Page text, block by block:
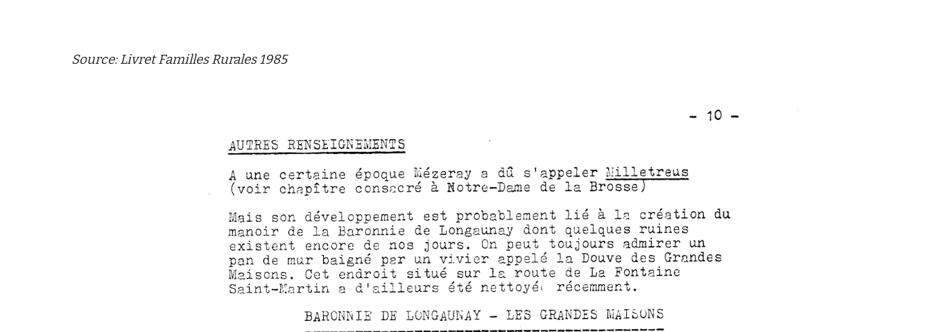
Source: Livret Familles Rurales 1985